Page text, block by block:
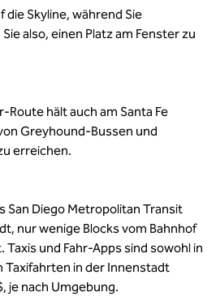
die Skyline, während Sie
also, einen Platz am Fenster zu
hält auch am Santa Fe
Greyhound-Bussen und
erreichen.
San Diego Metropolitan Transit
nur wenige Blocks vom Bahnhof
und Fahr-Apps sind sowohl in
Taxifahrten in der Innenstadt
je nach Umgebung.